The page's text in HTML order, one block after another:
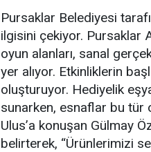
Pursaklar Belediyesi
ilgisini çekiyor. Pursaklar
oyun alanları, sanal
yer alıyor. Etkinliklerin
oluşturuyor. Hediyelik
sunarken, esnaflar bu tür
Ulus’a konuşan Gülmay
belirterek, “Ürünlerimizi